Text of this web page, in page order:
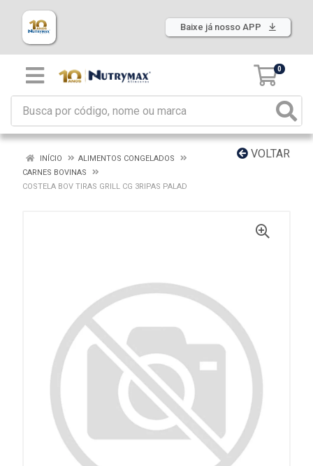
Baixe já nosso APP
0
VOLTAR
INÍCIO
ALIMENTOS CONGELADOS
CARNES BOVINAS
COSTELA BOV TIRAS GRILL CG 3RIPAS PALAD